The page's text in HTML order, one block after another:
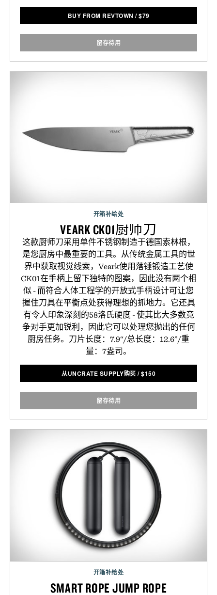
BUY FROM REVTOWN /$79
留存待用
开箱补给处
VEARK CK01厨师刀
这款厨师刀采用单件不锈钢制造于德国索林根，
是您厨房中最重要的工具。从传统金属工具的世
界中获取视觉线索，Veark使用落锤锻造工艺使
CK01在手柄上留下独特的图案，因此没有两个相
似 - 而符合人体工程学的开放式手柄设计可让您
握住刀具在平衡点处获得理想的抓地力。它还具
有令人印象深刻的58洛氏硬度 - 使其比大多数竞
争对手更加锐利，因此它可以处理您抛出的任何
厨房任务。刀片长度：7.9“/总长度：12.6”/重
量：7盎司。
从UNCRATE SUPPLY购买 /$150
留存待用
开箱补给处
SMART ROPE JUMP ROPE